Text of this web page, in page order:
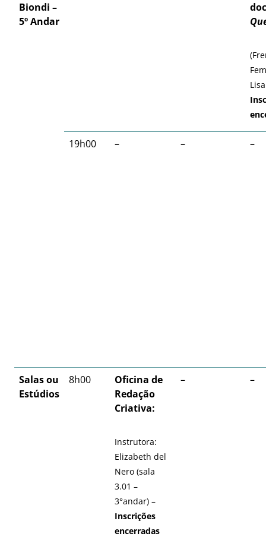
Biondi –
5º Andar
19h00 – – –
Salas ou
Estúdios
8h00
Oficina de
Redação
Criativa:
Instrutora:
Elizabeth del
Nero (sala
3.01 –
3°andar) –
Inscrições
encerradas
– –